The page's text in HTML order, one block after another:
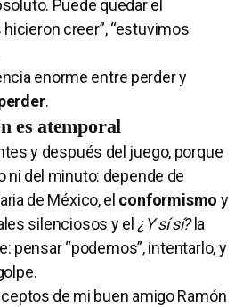
Puede quedar el
creer”, “estuvimos
enorme entre perder y
.
es atemporal
y después del juego, porque
ni del minuto: depende de
de México, el conformismo y
silenciosos y el ¿Y sí sí?la
pensar “podemos”, intentarlo, y
de mi buen amigo Ramón